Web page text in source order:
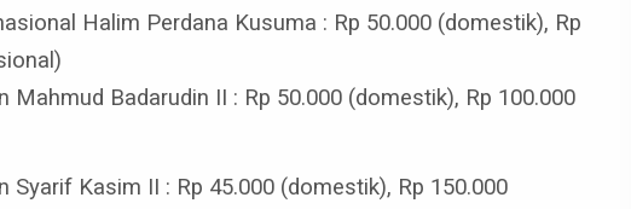
Halim Perdana Kusuma : Rp 50.000 (domestik), Rp
Mahmud Badarudin II : Rp 50.000 (domestik), Rp 100.000
Syarif Kasim II : Rp 45.000 (domestik), Rp 150.000